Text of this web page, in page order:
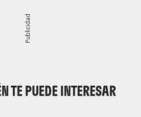
Publicidad
TE PUEDE INTERESAR